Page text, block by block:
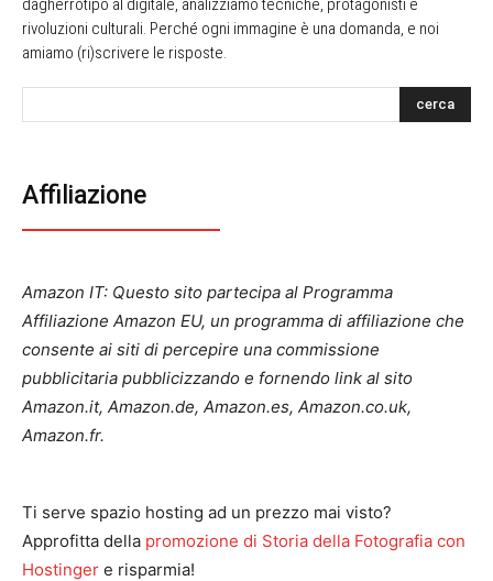
dagherrotipo al digitale, analizziamo tecniche, protagonisti e
rivoluzioni culturali. Perché ogni immagine è una domanda, e noi
amiamo (ri)scrivere le risposte.
cerca
Affiliazione
Amazon IT: Questo sito partecipa al Programma
Affiliazione Amazon EU, un programma di affiliazione che
consente ai siti di percepire una commissione
pubblicitaria pubblicizzando e fornendo link al sito
Amazon.it, Amazon.de, Amazon.es, Amazon.co.uk,
Amazon.fr.
Ti serve spazio hosting ad un prezzo mai visto?
Approfitta della promozione di Storia della Fotografia con
Hostinger e risparmia!